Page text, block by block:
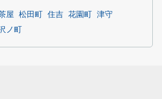
屋 松田町 住吉 花園町
津守
ノ町